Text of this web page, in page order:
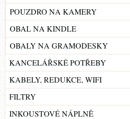
POUZDRO NA KAMERY
OBAL NA KINDLE
OBALY NA GRAMODESKY
KANCELÁŘSKÉ POTŘEBY
KABELY, REDUKCE, WIFI
FILTRY
INKOUSTOVÉ NÁPLNĚ